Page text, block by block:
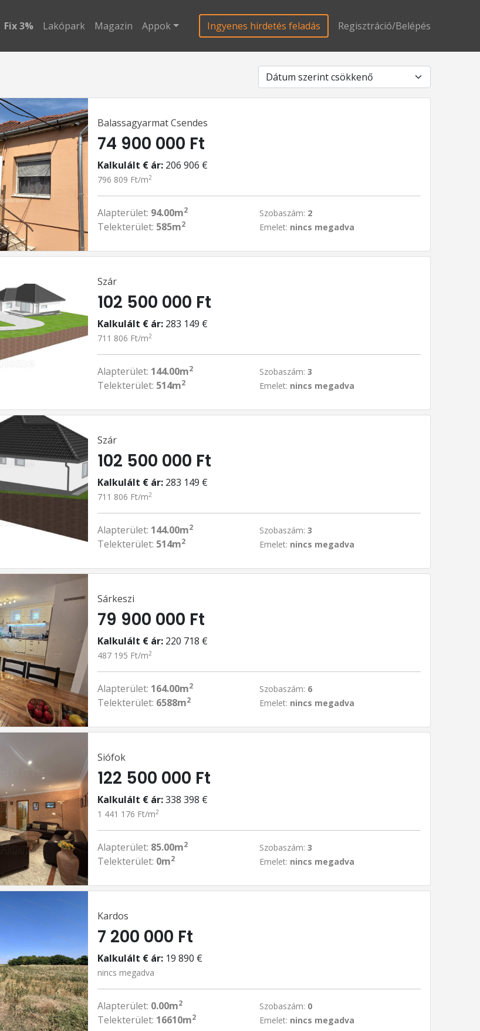
Fix 3% Lakópark Magazin Appok Ingyenes hirdetés feladás Regisztráció/Belépés
Balassagyarmat Csendes
74 900 000 Ft
Kalkulált € ár: 206 906 €
796 809 Ft/m2
Alapterület: 94.00m2
Telekterület: 585m2
Szobaszám: 2
Emelet: nincs megadva
Szár
102 500 000 Ft
Kalkulált € ár: 283 149 €
711 806 Ft/m2
Alapterület: 144.00m2
Telekterület: 514m2
Szobaszám: 3
Emelet: nincs megadva
Szár
102 500 000 Ft
Kalkulált € ár: 283 149 €
711 806 Ft/m2
Alapterület: 144.00m2
Telekterület: 514m2
Szobaszám: 3
Emelet: nincs megadva
Sárkeszi
79 900 000 Ft
Kalkulált € ár: 220 718 €
487 195 Ft/m2
Alapterület: 164.00m2
Telekterület: 6588m2
Szobaszám: 6
Emelet: nincs megadva
Siófok
122 500 000 Ft
Kalkulált € ár:338 398 €
1 441 176 Ft/m2
Alapterület: 85.00m2
Telekterület: 0m2
Szobaszám: 3
Emelet: nincs megadva
Kardos
7 200 000 Ft
Kalkulált € ár: 19 890 €
nincs megadva
Alapterület: 0.00m2
Telekterület: 16610m2
Szobaszám: 0
Emelet: nincs megadva